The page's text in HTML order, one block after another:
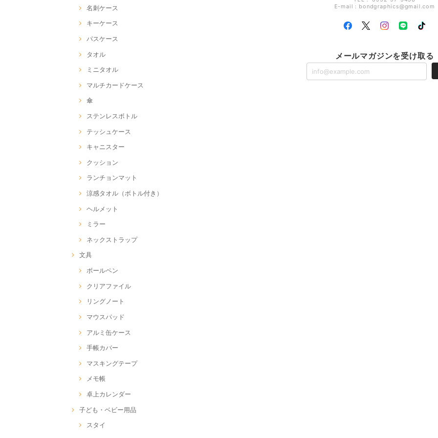
名刺ケース
キーケース
パスケース
タオル
ミニタオル
マルチカードケース
傘
ステンレスボトル
テッシュケース
キャニスター
クッション
ランチョンマット
涼感タオル（ボトル付き）
ヘルメット
ミラー
ネックストラップ
文具
ボールペン
クリアファイル
リングノート
マウスパッド
アルミ缶ケース
手帳カバー
マスキングテープ
メモ帳
卓上カレンダー
子ども・ベビー用品
スタイ
E-mail： bondgraphics@gmail.com
メールマガジンを受け取る